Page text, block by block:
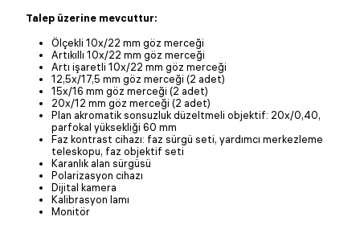
Talep üzerine mevcuttur:
Ölçekli 10x/22 mm göz merceği
Artıkıllı 10x/22 mm göz merceği
Artı işaretli 10x/22 mm göz merceği
12,5x/17,5 mm göz merceği (2 adet)
15x/16 mm göz merceği (2 adet)
20x/12 mm göz merceği (2 adet)
Plan akromatik sonsuzluk düzeltmeli objektif: 20x/0,40,
parfokal yüksekliği 60 mm
Faz kontrast cihazı: faz sürgü seti, yardımcı merkezleme
teleskopu, faz objektif seti
Karanlık alan sürgüsü
Polarizasyon cihazı
Dijital kamera
Kalibrasyon lamı
Monitör